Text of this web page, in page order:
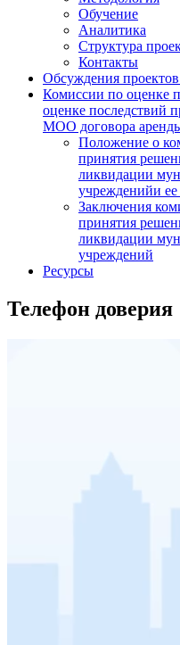
Обучение
Аналитика
Структура
Контакты
Обсуждения
Комиссии по оценке
оценке последствий
МОО договора аренды
Положение о
принятия
ликвидации
учрежденийи ее
Заключения
принятия
ликвидации
учреждений
Ресурсы
Телефон доверия